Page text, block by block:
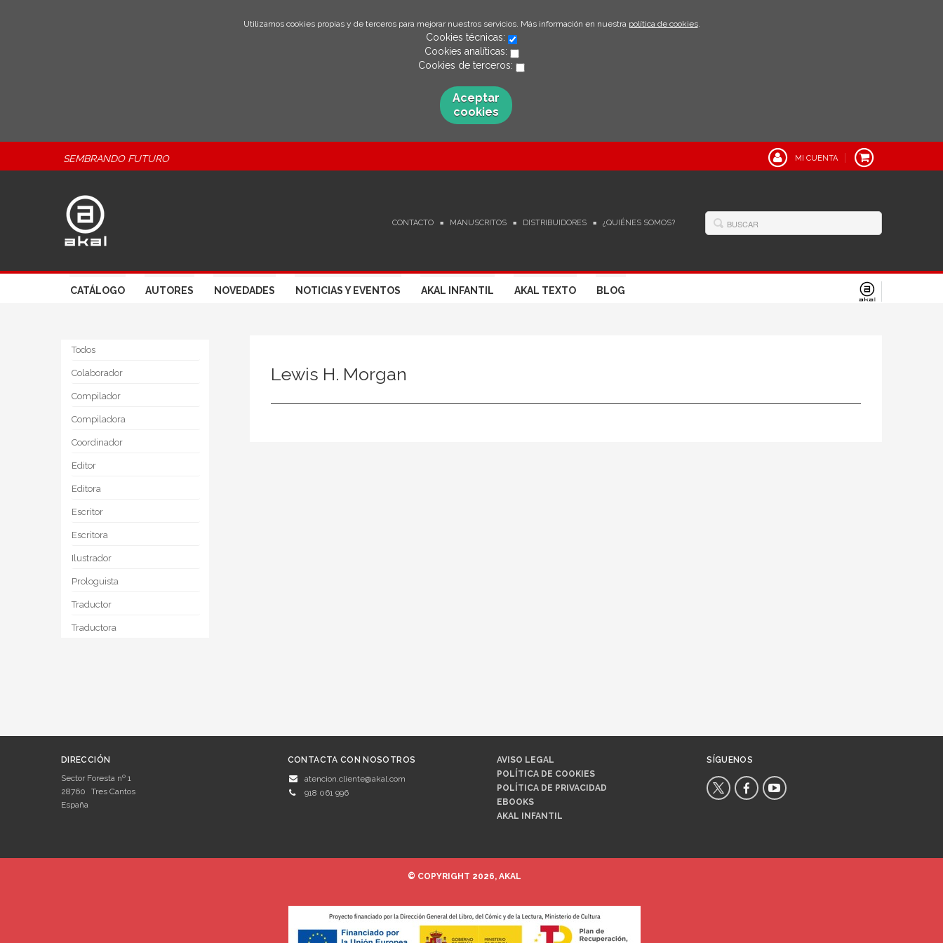
Utilizamos cookies propias y de terceros para mejorar nuestros servicios. Más información en nuestra política de cookies.
Cookies técnicas:
Cookies analíticas:
Cookies de terceros:
Aceptar
cookies
SEMBRANDO FUTURO MI CUENTA
CONTACTO MANUSCRITOS DISTRIBUIDORES ¿QUIÉNES SOMOS?
CATÁLOGO AUTORES NOVEDADES NOTICIAS Y EVENTOS AKAL INFANTIL AKAL TEXTO BLOG
Todos
Colaborador
Compilador
Compiladora
Coordinador
Editor
Editora
Escritor
Escritora
Ilustrador
Prologuista
Traductor
Traductora
Lewis H. Morgan
DIRECCIÓN
Sector Foresta nº 1
28760
Tres Cantos
España
CONTACTA CON NOSOTROS
atencion.cliente@akal.com
918 061 996
AVISO LEGAL
POLÍTICA DE COOKIES
POLÍTICA DE PRIVACIDAD
EBOOKS
AKAL INFANTIL
SÍGUENOS
© COPYRIGHT 2026, AKAL